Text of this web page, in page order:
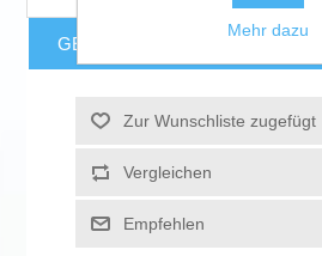
GESCHÄTZTE FRACHTKOSTEN
Zur Wunschliste zugefügt
Vergleichen
Empfehlen
Mehr dazu